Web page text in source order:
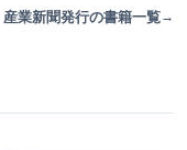
産業新聞発行の書籍一覧